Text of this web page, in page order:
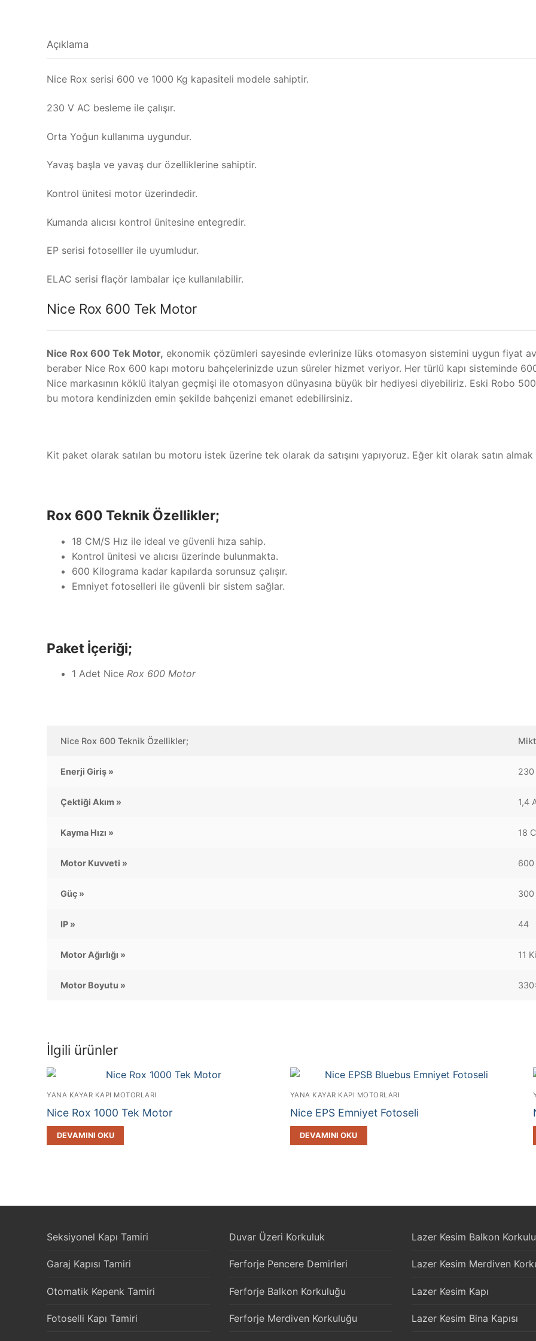
Açıklama
Nice Rox serisi 600 ve 1000 Kg kapasiteli modele sahiptir.
230 V AC besleme ile çalışır.
Orta Yoğun kullanıma uygundur.
Yavaş başla ve yavaş dur özelliklerine sahiptir.
Kontrol ünitesi motor üzerindedir.
Kumanda alıcısı kontrol ünitesine entegredir.
EP serisi fotoselller ile uyumludur.
ELAC serisi flaçör lambalar içe kullanılabilir.
Nice Rox 600 Tek Motor
Nice Rox 600 Tek Motor, ekonomik çözümleri sayesinde evlerinize lüks otomasyon sistemini uygun fiyat
beraber Nice Rox 600 kapı motoru bahçelerinizde uzun süreler hizmet veriyor. Her türlü kapı sisteminde
Nice markasının köklü italyan geçmişi ile otomasyon dünyasına büyük bir hediyesi diyebiliriz. Eski Robo
bu motora kendinizden emin şekilde bahçenizi emanet edebilirsiniz.
Kit paket olarak satılan bu motoru istek üzerine tek olarak da satışını yapıyoruz. Eğer kit olarak satın
Rox 600 Teknik Özellikler;
18 CM/S Hız ile ideal ve güvenli hıza sahip.
Kontrol ünitesi ve alıcısı üzerinde bulunmakta.
600 Kilograma kadar kapılarda sorunsuz çalışır.
Emniyet fotoselleri ile güvenli bir sistem sağlar.
Paket İçeriği;
1 Adet Nice Rox 600 Motor
Nice Rox 600 Teknik Özellikler;
Enerji Giriş » 230
Çektiği Akım » 1,4
Kayma Hızı » 18
Motor Kuvveti » 600
Güç » 300
IP » 44
Motor Ağırlığı » 11
Motor Boyutu »
İlgili ürünler
YANA KAYAR KAPI MOTORLARI
Nice Rox 1000 Tek Motor
DEVAMINI OKU
YANA KAYAR KAPI MOTORLARI
Nice EPS Emniyet Fotoseli
DEVAMINI OKU
Seksiyonel Kapı Tamiri
Garaj Kapısı Tamiri
Otomatik Kepenk Tamiri
Fotoselli Kapı Tamiri
Duvar Üzeri Korkuluk
Ferforje Pencere Demirleri
Ferforje Balkon Korkuluğu
Ferforje Merdiven Korkuluğu
Lazer Kesim Balkon
Lazer Kesim Merdiven
Lazer Kesim Kapı
Lazer Kesim Bina Kapısı